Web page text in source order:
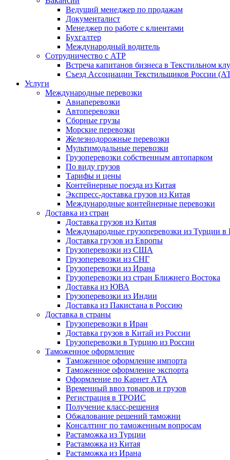
Ведущий менеджер по продажам
Документалист
Менеджер по работе с клиентами
Бухгалтер
Международный водитель
Сотрудничество с АТР
Встреча капитанов бизнеса в Текстильном
Съезд Ассоциации Текстильщиков России
Услуги
Международные перевозки
Авиаперевозки
Автоперевозки
Сборные грузы
Морские перевозки
Железнодорожные перевозки
Мультимодальные перевозки
Грузоперевозки собственным автопарком
По виду грузов
Тарифы и цены
Контейнерные поезда из Китая
Экспресс-доставка грузов из Китая
Международные контейнерные перевозки
Доставка из стран
Доставка грузов из Китая
Международные грузоперевозки из Турции в
Доставка грузов из Европы
Грузоперевозки из США
Грузоперевозки из СНГ
Грузоперевозки из Ирана
Грузоперевозки из стран Ближнего Востока
Доставка из ЮВА
Грузоперевозки из Индии
Доставка из Пакистана в Россию
Доставка в страны
Грузоперевозки в Иран
Доставка грузов в Китай из России
Грузоперевозки в Турцию из России
Таможенное оформление
Таможенное оформление импорта
Таможенное оформление экспорта
Оформление по Карнет АТА
Временный ввоз товаров и грузов
Регистрация в ТРОИС
Получение класс-решения
Обжалование решений таможни
Консалтинг по таможенным вопросам
Растаможка из Турции
Растаможка из Китая
Растаможка из Ирана